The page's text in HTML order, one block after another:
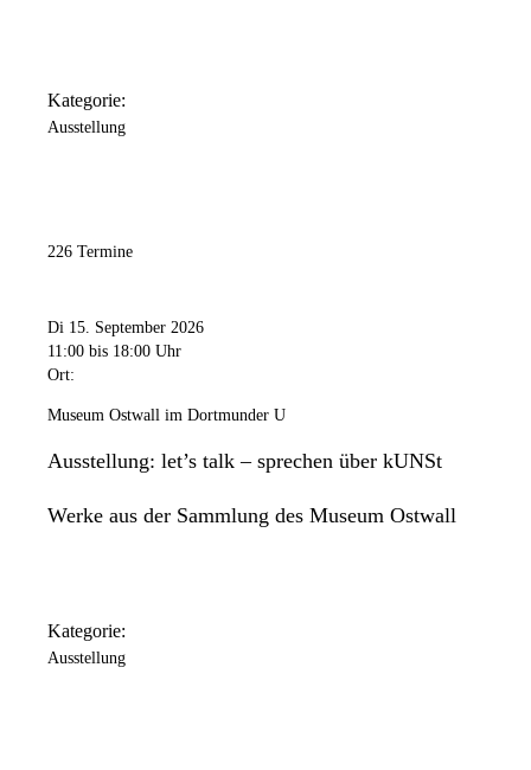
Kategorie:
Ausstellung
226 Termine
Di 15. September 2026
11:00 bis 18:00 Uhr
Ort:
Museum Ostwall im Dortmunder U
Ausstellung: let’s talk – sprechen über kUNSt
Werke aus der Sammlung des Museum Ostwall
Kategorie:
Ausstellung